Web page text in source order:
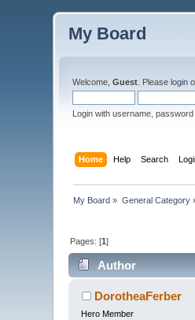
My Board
Welcome,Guest . Pleaselogin
Login with username,
Home Help Search
My Board » General Category
Pages: [1]
Author
DorotheaFerber
Hero Member